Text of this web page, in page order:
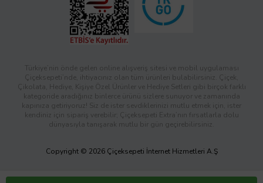
Türkiye’nin önde gelen online alışveriş sitesi ve mobil uygulaması
Çiçeksepeti’nde, ihtiyacınız olan tüm ürünleri bulabilirsiniz. Çiçek,
Çikolata, Hediye, Kişiye Özel Ürünler ve Hediye Setleri gibi birçok farklı
kategoride aradığınız binlerce ürünü sizlere sunuyor ve zamanında
kapınıza getiriyoruz! Siz de ister sevdiklerinizi mutlu etmek için, ister
kendiniz için sipariş verebilir; Çiçeksepeti Extra’nın fırsatlarla dolu
dünyasıyla tanışarak mutlu bir gün geçirebilirsiniz.
Copyright © 2026 Çiçeksepeti İnternet Hizmetleri A.Ş